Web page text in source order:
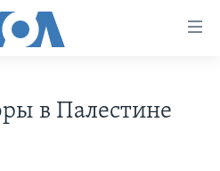
в Палестине